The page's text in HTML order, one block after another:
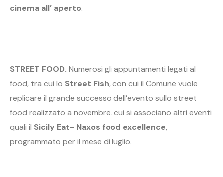
cinema all’ aperto.
STREET FOOD. Numerosi gli appuntamenti legati al
food, tra cui lo Street Fish, con cui il Comune vuole
replicare il grande successo dell’evento sullo street
food realizzato a novembre, cui si associano altri eventi
quali il Sicily Eat- Naxos food excellence,
programmato per il mese di luglio.